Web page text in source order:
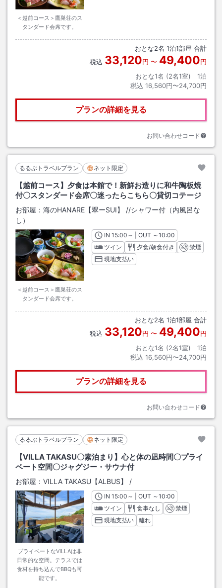
＜越前コース＞鷹巣荘のス
タンダード会席です。
おとな2名 1泊1部屋 合計
税込 33,120円 〜 49,400円
おとな1名 (2名1室)｜ 1泊
税込 16,560円〜24,700円
プランの詳細を見る
お問い合わせコード
るるぶトラベルプラン ネット限定
【越前コース】夕食は本館で！新鮮お造りに和牛陶板焼
付〇スタンダード会席〇迷ったらこちら〇貸切コテージ
お部屋： 海のHANARE【翠ーSUI】 //シャワー付（内風呂な
し）
＜越前コース＞鷹巣荘のス
タンダード会席です。
INチェックイン
15:00 ～ | OUT チェックアウト
～10:00
ツイン
夕食/朝食付き
禁煙
現地支払い
おとな2名 1泊1部屋 合計
税込 33,120円 〜 49,400円
おとな1名 (2名1室)｜ 1泊
税込 16,560円〜24,700円
プランの詳細を見る
お問い合わせコード
るるぶトラベルプラン ネット限定
【VILLA TAKASU〇素泊まり】心と体の凪時間〇プライ
ベート空間〇ジャグジー・サウナ付
お部屋： VILLA TAKASU【ALBUS】 /
プライベートなVILLAは非
日常的な空間。テラスでは
食材を持ち込んでBBQも可
能です。
INチェックイン
15:00 ～ | OUT チェックアウト
～10:00
ツイン
食事なし
禁煙
現地支払い
離れ